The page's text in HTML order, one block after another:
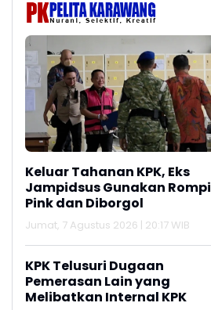
Keluar Tahanan KPK, Eks
Jampidsus Gunakan Rompi
Pink dan Diborgol
Jumat, 7 Agustus 2026 | 20:17 WIB
KPK Telusuri Dugaan
Pemerasan Lain yang
Melibatkan Internal KPK